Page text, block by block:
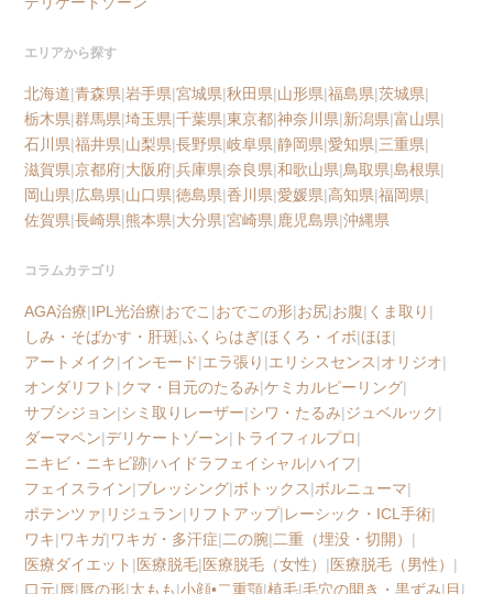
エリアから探す
北海道|青森県|岩手県|宮城県|秋田県|山形県|福島県|茨城県|
栃木県|群馬県|埼玉県|千葉県|東京都|神奈川県|新潟県|富山県|
石川県|福井県|山梨県|長野県|岐阜県|静岡県|愛知県|三重県|
滋賀県|京都府|大阪府|兵庫県|奈良県|和歌山県|鳥取県|島根県|
岡山県|広島県|山口県|徳島県|香川県|愛媛県|高知県|福岡県|
佐賀県|長崎県|熊本県|大分県|宮崎県|鹿児島県|沖縄県
コラムカテゴリ
AGA治療|IPL光治療|おでこ |おでこの形|お尻|お腹| くま取り |
しみ・そばかす・肝斑|ふくらはぎ|ほくろ・イボ|ほほ|
アートメイク|インモード|エラ張り |エリシスセンス|オリジオ|
オンダリフト |クマ・目元のたるみ|ケミカルピーリング|
サブシジョン|シミ取りレーザー|シワ・たるみ|ジュベルック|
ダーマペン|デリケートゾーン| トライフィルプロ|
ニキビ・ニキビ跡|ハイドラフェイシャル|ハイフ|
フェイスライン|ブレッシング|ボトックス|ボルニューマ|
ポテンツァ| リジュラン| リフトアップ|レーシック・ICL手術|
ワキ|ワキガ|ワキガ・多汗症|二の腕|二重（埋没・切開） |
医療ダイエット |医療脱毛|医療脱毛（女性） |医療脱毛（男性） |
口元|唇|唇の形|太もも|小顔•二重顎|植毛|毛穴の開き・黒ずみ|目 |